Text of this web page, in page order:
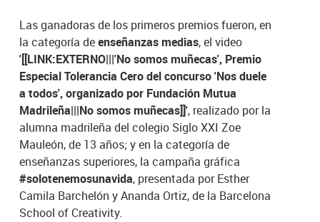
Las ganadoras de los primeros premios fueron, en
la categoría deenseñanzas medias, el video
'[[LINK:EXTERNO|||'No somos muñecas', Premio
Especial Tolerancia Cero del concurso 'Nos duele
a todos', organizado por Fundación Mutua
Madrileña|||No somos muñecas]]', realizado por la
alumna madrileña del colegio Siglo XXI Zoe
Mauleón, de 13 años; y en la categoría de
enseñanzas superiores, la campaña gráfica
#solotenemosunavida, presentada por Esther
Camila Barchelón y Ananda Ortiz, de la Barcelona
School of Creativity.